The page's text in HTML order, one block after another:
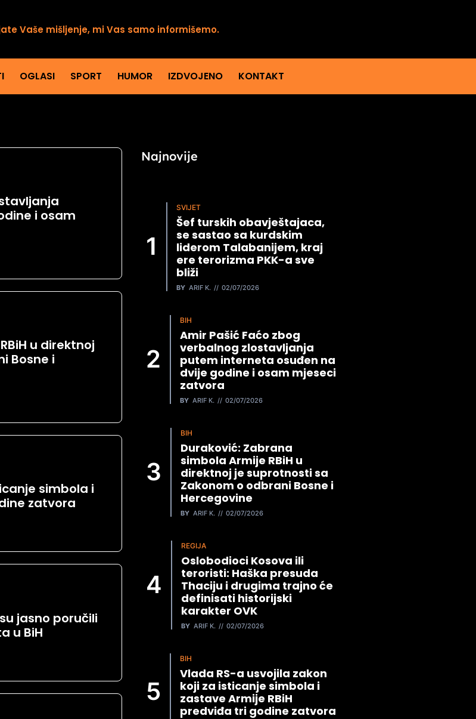
Vaše mišljenje, mi Vas samo informišemo.
OGLASI SPORT HUMOR IZDVOJENO KONTAKT
i osam
u direktnoj
Bosne i
simbola i
zatvora
jasno poručili
u BiH
Najnovije
SVIJET
Šef turskih obavještajaca,
se sastao sa kurdskim
liderom Talabanijem, kraj
ere terorizma PKK-a sve
bliži
BY ARIF K. 02/07/2026
BIH
Amir Pašić Faćo zbog
verbalnog zlostavljanja
putem interneta osuđen na
dvije godine i osam mjeseci
zatvora
BY ARIF K. 02/07/2026
BIH
Duraković: Zabrana
simbola Armije RBiH u
direktnoj je suprotnosti sa
Zakonom o odbrani Bosne i
Hercegovine
BY ARIF K. 02/07/2026
REGIJA
Oslobodioci Kosova ili
teroristi: Haška presuda
Thaciju i drugima trajno će
definisati historijski
karakter OVK
BY ARIF K. 02/07/2026
BIH
Vlada RS-a usvojila zakon
koji za isticanje simbola i
zastave Armije RBiH
predviđa tri godine zatvora